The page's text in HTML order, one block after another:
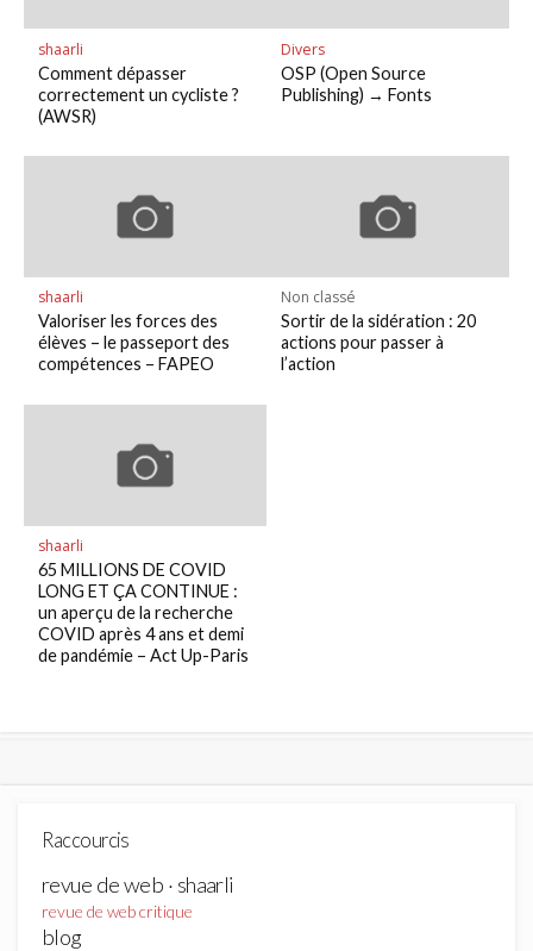
shaarli
Comment dépasser
correctement un cycliste ?
(AWSR)
Divers
OSP (Open Source
Publishing) → Fonts
shaarli
Valoriser les forces des
élèves – le passeport des
compétences – FAPEO
Non classé
Sortir de la sidération : 20
actions pour passer à
l’action
shaarli
65 MILLIONS DE COVID
LONG ET ÇA CONTINUE :
un aperçu de la recherche
COVID après 4 ans et demi
de pandémie – Act Up-Paris
Raccourcis
revue de web · shaarli
revue de web critique
blog